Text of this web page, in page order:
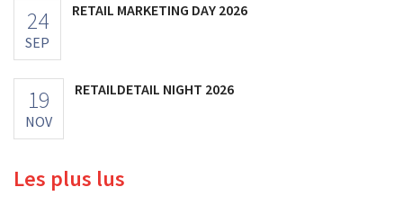
24
SEP
RETAIL MARKETING DAY 2026
19
NOV
RETAILDETAIL NIGHT 2026
Les plus lus